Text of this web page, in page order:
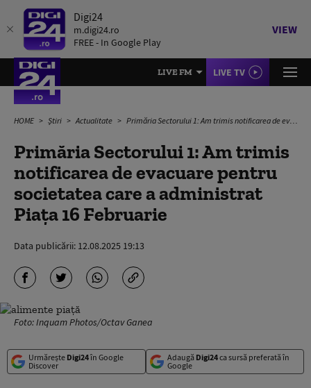
Digi24
m.digi24.ro
FREE - In Google Play
VIEW
LIVE FM LIVE TV
HOME Știri Actualitate Primăria Sectorului 1: Am trimis notificarea de evacuare pentru societatea care a administrat Piaţa 16 Februarie
Primăria Sectorului 1: Am trimis
notificarea de evacuare pentru
societatea care a administrat
Piaţa 16 Februarie
Data publicării: 12.08.2025 19:13
Foto: Inquam Photos/Octav Ganea
Urmărește Digi24în Google
Discover
Adaugă Digi24ca sursă preferată în
Google